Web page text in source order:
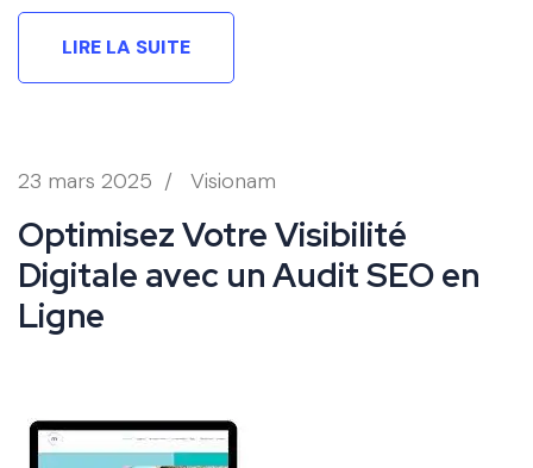
LIRE LA SUITE
23 mars 2025 / Visionam
Optimisez Votre Visibilité
Digitale avec un Audit SEO en
Ligne